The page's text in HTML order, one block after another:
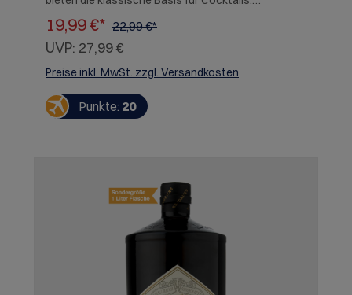
die Sie am besten mit Tonic, viel Eis und einer
Zitronenspalte genießen.
19,99 €* 22,99 €*
UVP: 27,99 €
Preise inkl. MwSt. zzgl. Versandkosten
Punkte: 20